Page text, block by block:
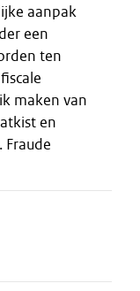
aanpak
een
ten
maken van
en
Fraude